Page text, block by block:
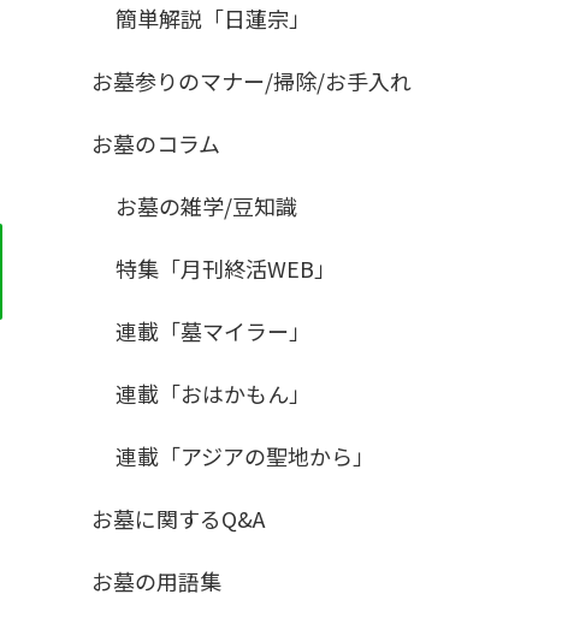
簡単解説「日蓮宗」
お墓参りのマナー/掃除/お手入れ
お墓のコラム
お墓の雑学/豆知識
特集「月刊終活WEB」
連載「墓マイラー」
連載「おはかもん」
連載「アジアの聖地から」
お墓に関するQ&A
お墓の用語集